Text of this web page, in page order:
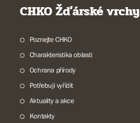
CHKO Žďárské vrchy
Poznejte CHKO
Charakteristika oblasti
Ochrana přírody
Potřebuji vyřídit
Aktuality a akce
Kontakty